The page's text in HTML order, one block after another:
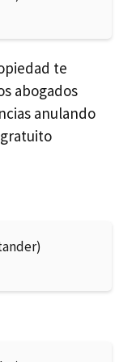
te
abogados
anulando